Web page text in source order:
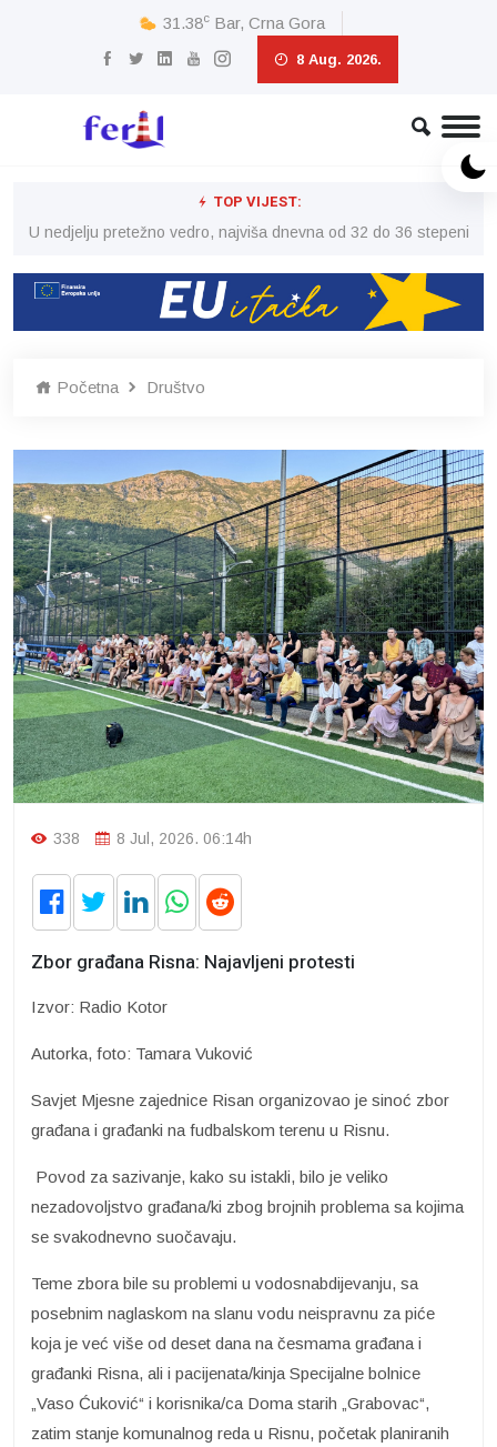
31.38c Bar, Crna Gora
8 Aug. 2026.
TOP VIJEST:
U nedjelju pretežno vedro, najviša dnevna od 32 do 36 stepeni
Početna Društvo
338 8 Jul, 2026. 06:14h
Zbor građana Risna: Najavljeni protesti
Izvor: Radio Kotor
Autorka, foto: Tamara Vuković
Savjet Mjesne zajednice Risan organizovao je sinoć zbor
građana i građanki na fudbalskom terenu u Risnu.
Povod za sazivanje, kako su istakli, bilo je veliko
nezadovoljstvo građana/ki zbog brojnih problema sa kojima
se svakodnevno suočavaju.
Teme zbora bile su problemi u vodosnabdijevanju, sa
posebnim naglaskom na slanu vodu neispravnu za piće
koja je već više od deset dana na česmama građana i
građanki Risna, ali i pacijenata/kinja Specijalne bolnice
„Vaso Ćuković“ i korisnika/ca Doma starih „Grabovac“,
zatim stanje komunalnog reda u Risnu, početak planiranih